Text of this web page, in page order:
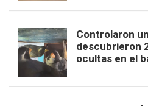
Controlaron
descubrieron
ocultas en el